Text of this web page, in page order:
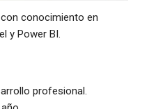
conocimiento en
y Power BI.
profesional.